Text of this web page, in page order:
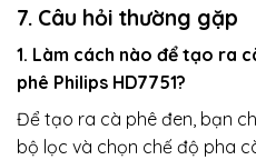
7. Câu hỏi thường gặp
1. Làm cách nào để tạo ra
phê Philips HD7751?
Để tạo ra cà phê đen, bạn
bộ lọc và chọn chế độ pha